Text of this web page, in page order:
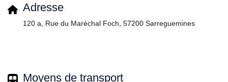
Adresse
120 a, Rue du Maréchal Foch, 57200 Sarreguemines
Moyens de transport